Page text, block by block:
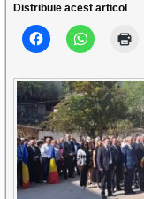
Distribuie acest articol